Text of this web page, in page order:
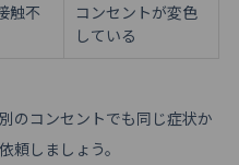
触不
コンセントが変色
している
のコンセントでも同じ症状か
頼しましょう。